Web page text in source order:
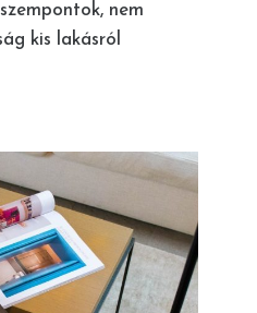
nem
kis lakásról